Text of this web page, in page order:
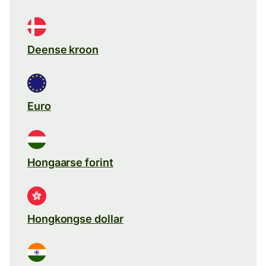
Deense kroon
Euro
Hongaarse forint
Hongkongse dollar